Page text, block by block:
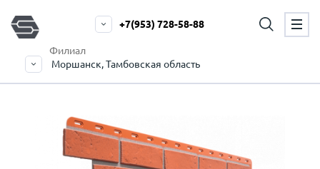
Филиал
Моршанск, Тамбовская область
+7(953) 728-58-88